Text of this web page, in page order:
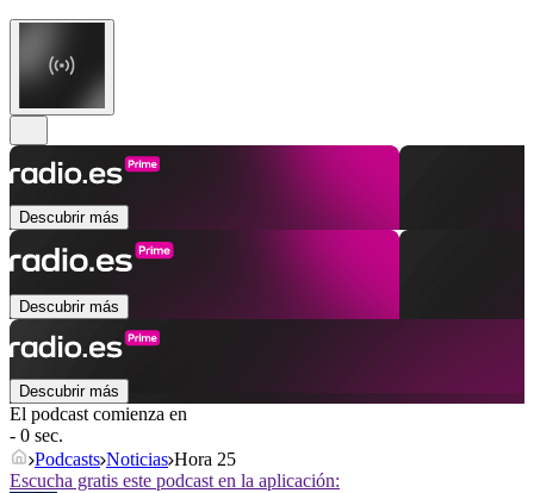
Descubrir más
Descubrir más
Descubrir más
El podcast comienza en
- 0 sec.
Podcasts Noticias Hora 25
Escucha gratis este podcast en la aplicación: